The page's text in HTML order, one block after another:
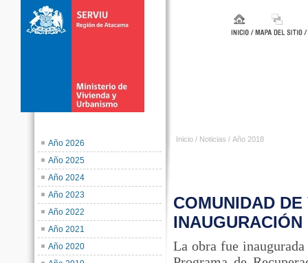
Año 2026
Año 2025
Año 2024
Año 2023
Año 2022
Año 2021
Año 2020
Inicio / Noticias / Año 2018
COMUNIDAD
La obra fue